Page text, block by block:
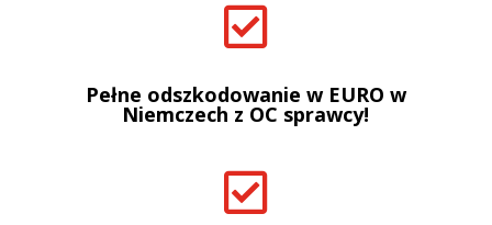

Pełne odszkodowanie w EURO w
Niemczech z OC sprawcy!
